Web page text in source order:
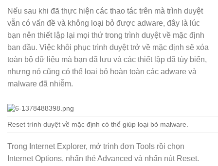
Nếu sau khi đã thực hiện các thao tác trên mà trình duyệt
vẫn có vấn đề và không loại bỏ được adware, đây là lúc
bạn nên thiết lập lại mọi thứ trong trình duyệt về mặc định
ban đầu. Việc khôi phục trình duyệt trở về mặc định sẽ xóa
toàn bộ dữ liệu mà bạn đã lưu và các thiết lập đã tùy biến,
nhưng nó cũng có thể loại bỏ hoàn toàn các adware và
malware đã nhiễm.
Reset trình duyệt về mặc định có thể giúp loại bỏ malware.
Trong Internet Explorer, mở trình đơn Tools rồi chọn
Internet Options, nhấn thẻ Advanced và nhấn nút Reset.